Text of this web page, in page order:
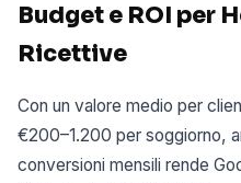
Budget e ROI per
Ricettive
Con un valore medio per
€200–1.200 per soggiorno,
conversioni mensili rende